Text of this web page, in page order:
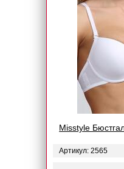
Misstyle
Артикул: 2565